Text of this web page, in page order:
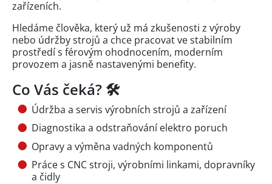
zařízeních.
Hledáme člověka, který už má zkušenosti z výroby
nebo údržby strojů a chce pracovat ve stabilním
prostředí s férovým ohodnocením, moderním
provozem a jasně nastavenými benefity.
Co Vás čeká? 🛠️
Údržba a servis výrobních strojů a zařízení
Diagnostika a odstraňování elektro poruch
Opravy a výměna vadných komponentů
Práce s CNC stroji, výrobními linkami, dopravníky
a čidly